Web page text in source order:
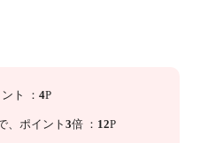
ト ：4P
、 ポイント3倍 ： 12P